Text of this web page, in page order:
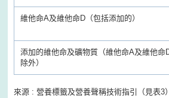
維他命A及維他命D（包括添加的）
添加的維他命及礦物質（維他命A及維他命
除外）
來源 : 營養標籤及營養聲稱技術指引（見表3）